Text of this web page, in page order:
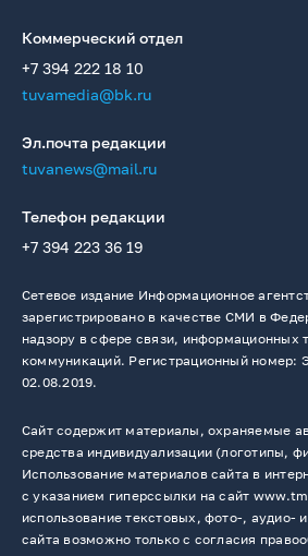
Коммерческий отдел
+7 394 222 18 10
tuvamedia@bk.ru
Эл.почта редакции
tuvanews@mail.ru
Телефон редакции
+7 394 223 36 19
Сетевое издание Информационное
зарегистрировано в качестве СМИ в
надзору в сфере связи, информационных
коммуникаций. Регистрационный номер:
02.08.2019.
Сайт содержит материалы, охраняемые
средства индивидуализации (логотипы,
Использование материалов сайта в
с указанием гиперссылки на сайт
использование текстовых, фото-, аудио-
сайта возможно только с согласия